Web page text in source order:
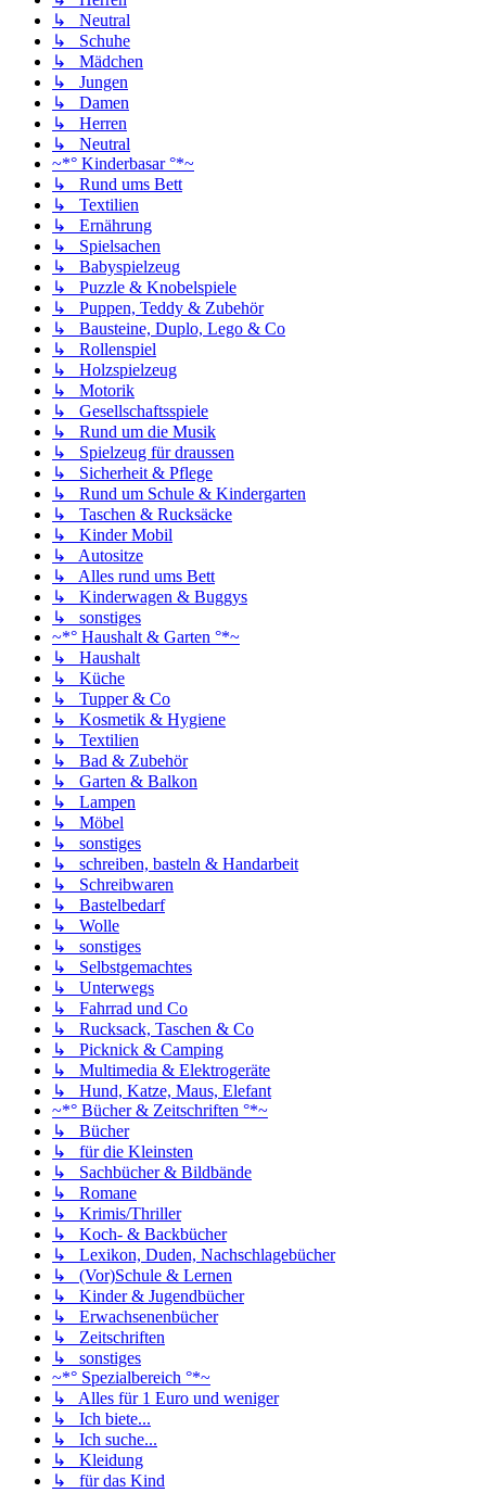
↳ Neutral
↳ Schuhe
↳ Mädchen
↳ Jungen
↳ Damen
↳ Herren
↳ Neutral
~*° Kinderbasar °*~
↳ Rund ums Bett
↳ Textilien
↳ Ernährung
↳ Spielsachen
↳ Babyspielzeug
↳ Puzzle & Knobelspiele
↳ Puppen, Teddy & Zubehör
↳ Bausteine, Duplo, Lego & Co
↳ Rollenspiel
↳ Holzspielzeug
↳ Motorik
↳ Gesellschaftsspiele
↳ Rund um die Musik
↳ Spielzeug für draussen
↳ Sicherheit & Pflege
↳ Rund um Schule & Kindergarten
↳ Taschen & Rucksäcke
↳ Kinder Mobil
↳ Autositze
↳ Alles rund ums Bett
↳ Kinderwagen & Buggys
↳ sonstiges
~*° Haushalt & Garten °*~
↳ Haushalt
↳ Küche
↳ Tupper & Co
↳ Kosmetik & Hygiene
↳ Textilien
↳ Bad & Zubehör
↳ Garten & Balkon
↳ Lampen
↳ Möbel
↳ sonstiges
↳ schreiben, basteln & Handarbeit
↳ Schreibwaren
↳ Bastelbedarf
↳ Wolle
↳ sonstiges
↳ Selbstgemachtes
↳ Unterwegs
↳ Fahrrad und Co
↳ Rucksack, Taschen & Co
↳ Picknick & Camping
↳ Multimedia & Elektrogeräte
↳ Hund, Katze, Maus, Elefant
~*° Bücher & Zeitschriften °*~
↳ Bücher
↳ für die Kleinsten
↳ Sachbücher & Bildbände
↳ Romane
↳ Krimis/Thriller
↳ Koch- & Backbücher
↳ Lexikon, Duden, Nachschlagebücher
↳ (Vor)Schule & Lernen
↳ Kinder & Jugendbücher
↳ Erwachsenenbücher
↳ Zeitschriften
↳ sonstiges
~*° Spezialbereich °*~
↳ Alles für 1 Euro und weniger
↳ Ich biete...
↳ Ich suche...
↳ Kleidung
↳ für das Kind